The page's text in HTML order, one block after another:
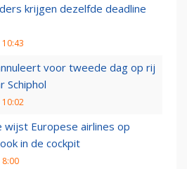
krijgen dezelfde deadline
voor tweede dag op rij
Schiphol
10:02
wijst Europese airlines op
in de cockpit
8:00